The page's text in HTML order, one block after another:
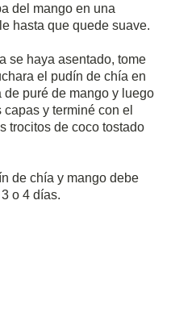
del mango en una
hasta que quede suave.
se haya asentado, tome
el pudín de chía en
puré de mango y luego
capas y terminé con el
trocitos de coco tostado
de chía y mango debe
o 4 días.